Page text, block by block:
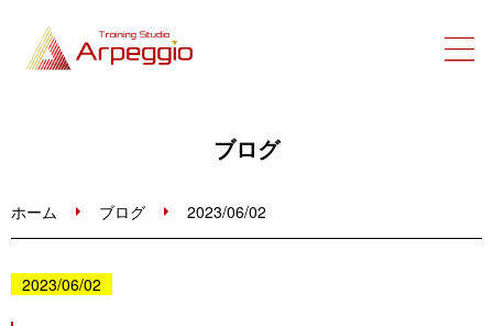
ブログ
ホーム ブログ 2023/06/02
2023/06/02